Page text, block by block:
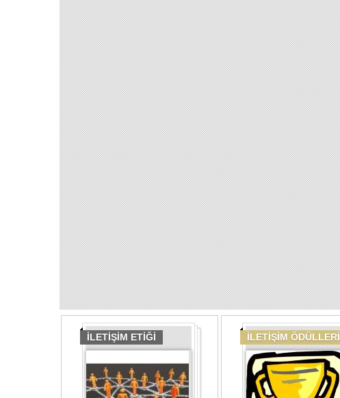
İLETİŞİM ETİĞİ İLETİŞİM ÖDÜLLERİ